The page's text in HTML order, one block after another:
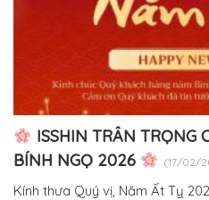
ISSHIN TRÂN TRỌNG
BÍNH NGỌ 2026
(17/02/
Kính thưa Quý vị, Năm Ất Tỵ